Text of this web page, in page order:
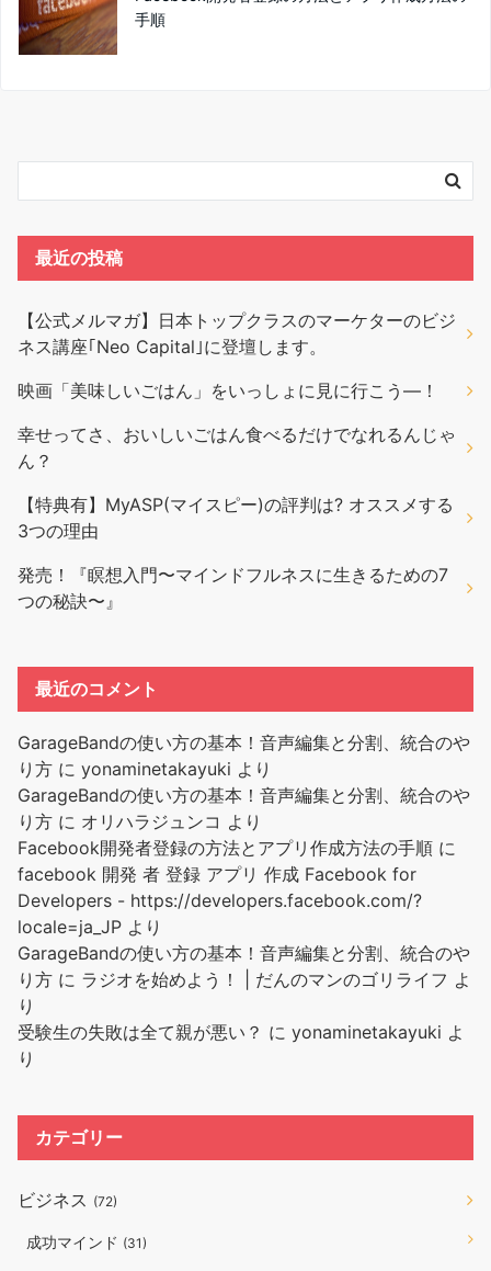
手順
最近の投稿
【公式メルマガ】日本トップクラスのマーケターのビジ
ネス講座｢Neo Capital｣に登壇します。
映画「美味しいごはん」をいっしょに見に行こう―！
幸せってさ、おいしいごはん食べるだけでなれるんじゃ
ん？
【特典有】MyASP(マイスピー)の評判は? オススメする
3つの理由
発売！『瞑想入門〜マインドフルネスに生きるための7
つの秘訣〜』
最近のコメント
GarageBandの使い方の基本！音声編集と分割、統合のや
り方 に yonaminetakayuki より
GarageBandの使い方の基本！音声編集と分割、統合のや
り方 に オリハラジュンコ より
Facebook開発者登録の方法とアプリ作成方法の手順 に
facebook 開発 者 登録 アプリ 作成 Facebook for
Developers - https://developers.facebook.com/?
locale=ja_JP より
GarageBandの使い方の基本！音声編集と分割、統合のや
り方 に ラジオを始めよう！ | だんのマンのゴリライフ よ
り
受験生の失敗は全て親が悪い？ に yonaminetakayuki よ
り
カテゴリー
ビジネス (72)
成功マインド (31)